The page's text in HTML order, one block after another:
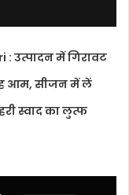
उत्पादन में गिरावट
आम, सीजन में लें
स्वाद का लुत्फ